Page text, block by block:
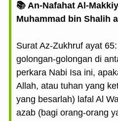
📚 An-Nafahat Al-
Muhammad bin Shalih
Surat Az-Zukhruf ayat
golongan-golongan di
perkara Nabi Isa ini,
Allah, atau tuhan yang
yang besarlah) lafal Al
azab (bagi orang-orang